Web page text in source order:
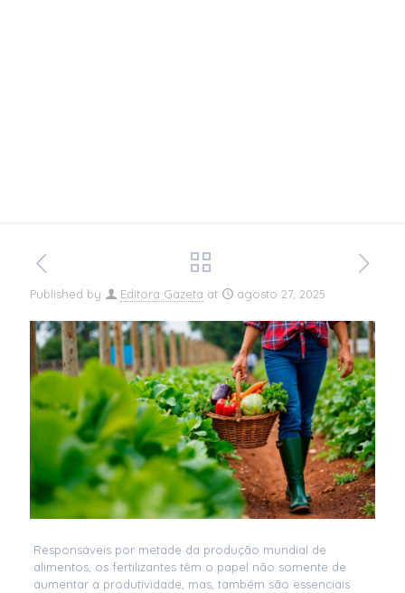
Published by Editora Gazeta at agosto 27, 2025
Responsáveis por metade da produção mundial de
alimentos, os fertilizantes têm o papel não somente de
aumentar a produtividade, mas, também são essenciais